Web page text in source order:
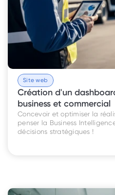
Site web
Création d'un
business et commercial
Concevoir et optimiser la
penser la Business
décisions stratégiques !